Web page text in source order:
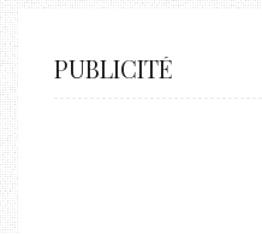
PUBLICITÉ